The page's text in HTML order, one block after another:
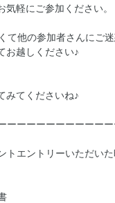
軽にご参加ください。
て他の参加者さんにご
お越しください♪
みてくださいね♪
ーーーーーーーーーー
エントリーいただい